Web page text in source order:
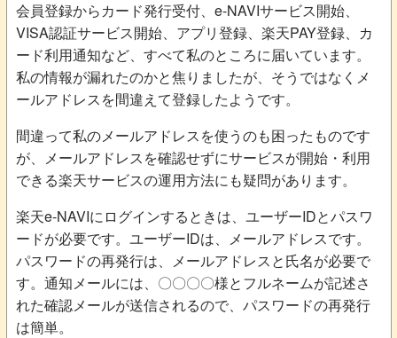
会員登録からカード発行受付、e-NAVIサービス開始、
VISA認証サービス開始、アプリ登録、楽天PAY登録、カ
ード利用通知など、すべて私のところに届いています。
私の情報が漏れたのかと焦りましたが、そうではなくメ
ールアドレスを間違えて登録したようです。
間違って私のメールアドレスを使うのも困ったものです
が、メールアドレスを確認せずにサービスが開始・利用
できる楽天サービスの運用方法にも疑問があります。
楽天e-NAVIにログインするときは、ユーザーIDとパスワ
ードが必要です。ユーザーIDは、メールアドレスです。
パスワードの再発行は、メールアドレスと氏名が必要で
す。通知メールには、〇〇〇〇様とフルネームが記述さ
れた確認メールが送信されるので、パスワードの再発行
は簡単。